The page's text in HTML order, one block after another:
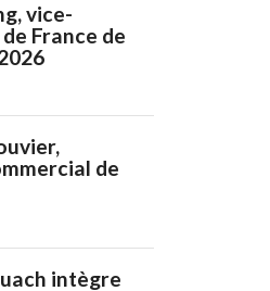
vice-
France de
de
intègre